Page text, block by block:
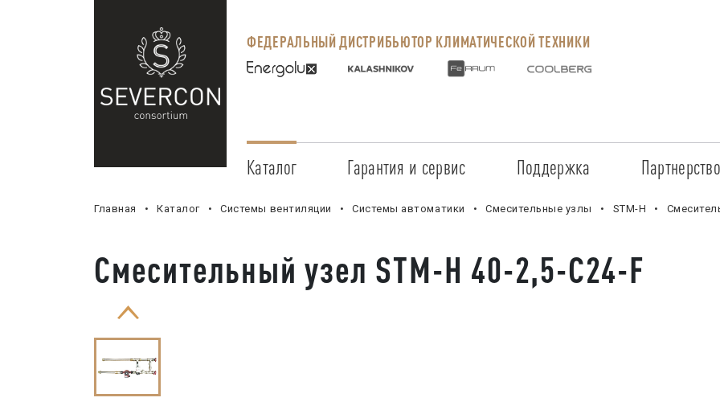
ФЕДЕРАЛЬНЫЙ ДИСТРИБЬЮТОР КЛИМАТИЧЕСКОЙ ТЕХНИКИ
Каталог Гарантия и сервис
Сервисные центры
Прайс-лист на услуги
Поддержка
Регистрация объекта
Документация
Стать
Главная Каталог Системы вентиляции Системы автоматики Смесительные узлы STM-H
Смесительный узел STM-H 40-2,5-C24-F